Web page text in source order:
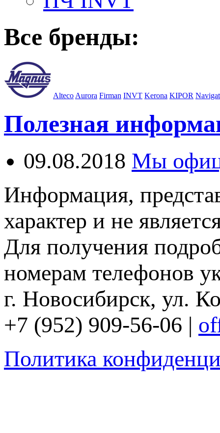
Все бренды:
Alteco Aurora Firman INVT Kerona KIPOR
Полезная
09.08.2018 Мы
Информация,
характер и не
Для получения
номерам телефонов
г. Новосибирск, ул.
+7 (952) 909-56-06 |
Политика